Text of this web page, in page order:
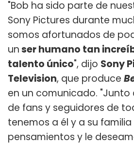
"Bob ha sido parte de
Sony Pictures durante
somos afortunados de
unser humano tan
talento único", dijo Sony
Television, que produce
en un comunicado. "Junto
de fans y seguidores de
tenemos a él y a su
pensamientos y le